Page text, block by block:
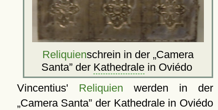
Reliquienschrein in der Camera
Santa der Kathedralein Oviédo
Vincentius' Reliquien werden in der
Camera Santa der Kathedralein Oviédo